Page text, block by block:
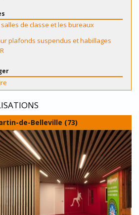
de classe et les bureaux
plafonds suspendus et habillages
de-Belleville (73)